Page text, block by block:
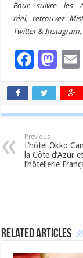
Pour suivre les
réel, retrouvez
Twitter& Instagram.
Previous
L’hôtel Okko
la Côte d’Azur
l’hôtellerie
Related Articles